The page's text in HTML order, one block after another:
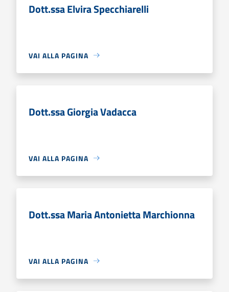
Dott.ssa Elvira Specchiarelli
VAI ALLA PAGINA
Dott.ssa Giorgia Vadacca
VAI ALLA PAGINA
Dott.ssa Maria Antonietta Marchionna
VAI ALLA PAGINA